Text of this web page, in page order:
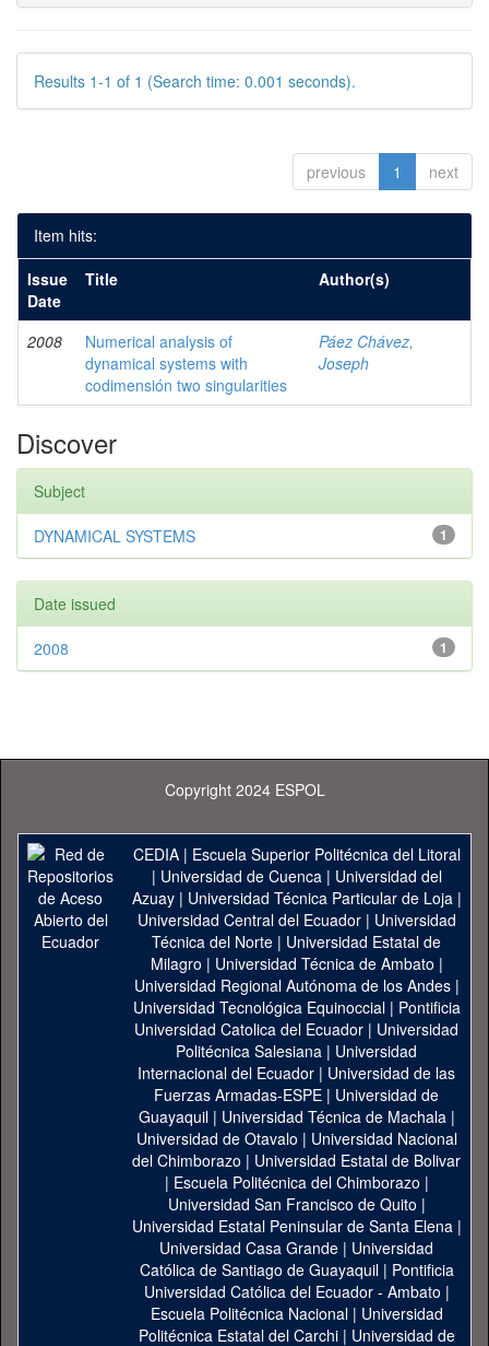
Results 1-1 of 1 (Search time: 0.001 seconds).
previous 1 next
Item hits:
Issue
Date
Title Author(s)
2008
Numerical analysis of
dynamical systems with
codimensión two singularities
Páez Chávez,
Joseph
Discover
Subject
1
DYNAMICAL SYSTEMS
Date issued
1
2008
Copyright 2024 ESPOL
CEDIA| Escuela Superior Politécnica del Litoral
| Universidad de Cuenca| Universidad del
Azuay| Universidad Técnica Particular de Loja|
Universidad Central del Ecuador| Universidad
Técnica del Norte | Universidad Estatal de
Milagro | Universidad Técnica de Ambato |
Universidad Regional Autónoma de los Andes|
Universidad Tecnológica Equinoccial| Pontificia
Universidad Catolica del Ecuador | Universidad
Politécnica Salesiana | Universidad
Internacional del Ecuador | Universidad de las
Fuerzas Armadas-ESPE | Universidad de
Guayaquil| Universidad Técnica de Machala|
Universidad de Otavalo | Universidad Nacional
del Chimborazo | Universidad Estatal de Bolivar
| Escuela Politécnica del Chimborazo |
Universidad San Francisco de Quito |
Universidad Estatal Peninsular de Santa Elena|
Universidad Casa Grande | Universidad
Católica de Santiago de Guayaquil| Pontificia
Universidad Católica del Ecuador - Ambato |
Escuela Politécnica Nacional| Universidad
Politécnica Estatal del Carchi| Universidad de